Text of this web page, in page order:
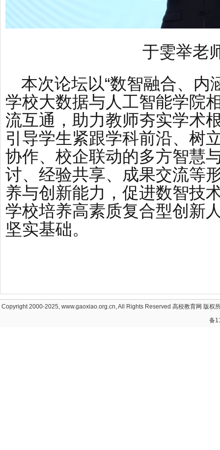
于雯举老
本次论坛以“数智融合、内
学校大数据与人工智能学院
流互通，助力教师夯实学术
引导学生紧跟学科前沿、树
协作、校企联动的多方智慧
讨、经验共享、成果交流等
养与创新能力，促进数智技
学校培养高素质复合型创新
坚实基础。
Copyright 2000-2025, www.gaoxiao.org.cn, All Rights Reserved 高校教育网 版权
备